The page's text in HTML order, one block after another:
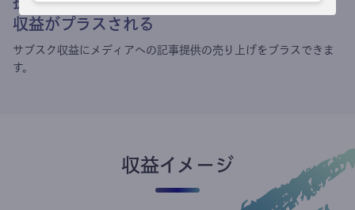
収益がプラスされる
サブスク収益にメディアへの記事提供の売り上げをプラスできま
す。
収益イメージ